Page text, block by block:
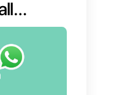
che
alla